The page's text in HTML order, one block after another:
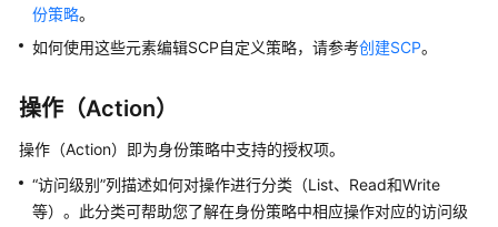
佳
践
API
考
使
份策略。
如何使用这些元素编辑SCP自定义策略，请参考创建SCP。
操作（Action）
操作（Action）即为身份策略中支持的授权项。
“访问级别”列描述如何对操作进行分类（List、Read和Write
等）。此分类可帮助您了解在身份策略中相应操作对应的访问级